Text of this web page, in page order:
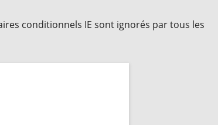
conditionnels IE sont ignorés par tous les